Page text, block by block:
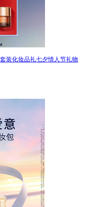
装化妆品礼七夕情人节礼物